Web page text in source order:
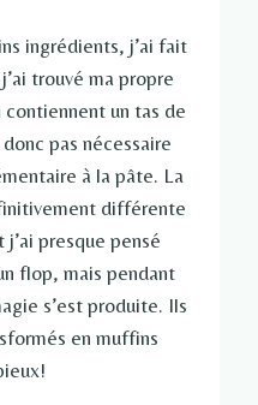
ingrédients, j’ai fait
trouvé ma propre
un tas de
pas nécessaire
à la pâte. La
différente
presque pensé
flop, mais pendant
s’est produite. Ils
en muffins